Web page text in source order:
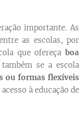
importante. As
as escolas, por
que ofereça boa
se a escola
ou formas flexíveis
à educação de